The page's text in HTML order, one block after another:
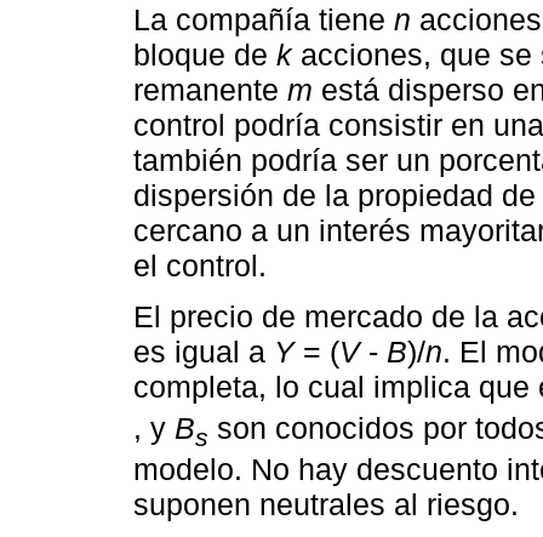
La compañía tiene n
bloque de kacciones, que se
remanente m está disperso
control podría consistir en
también podría ser un
dispersión de la propiedad
cercano a un interés
el control.
El precio de mercado de la
es igual a Y= (V- B)/n. El
completa, lo cual implica
, y Bs son conocidos por
modelo. No hay descuento
suponen neutrales al riesgo.